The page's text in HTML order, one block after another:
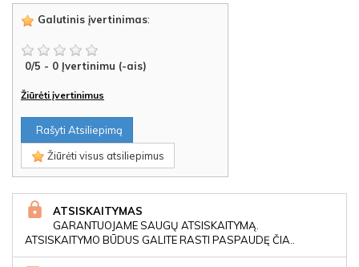
Galutinis įvertinimas:
0/5 - 0 Įvertinimu (-ais)
Žiūrėti įvertinimus
Rašyti Atsiliepimą
Žiūrėti visus atsiliepimus
ATSISKAITYMAS
GARANTUOJAME SAUGŲ ATSISKAITYMĄ.
ATSISKAITYMO BŪDUS GALITE RASTI PASPAUDĘ ČIA..